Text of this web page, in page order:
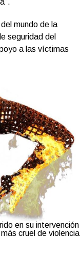
mundo de la
seguridad del
a las víctimas
en su intervención
cruel de violencia